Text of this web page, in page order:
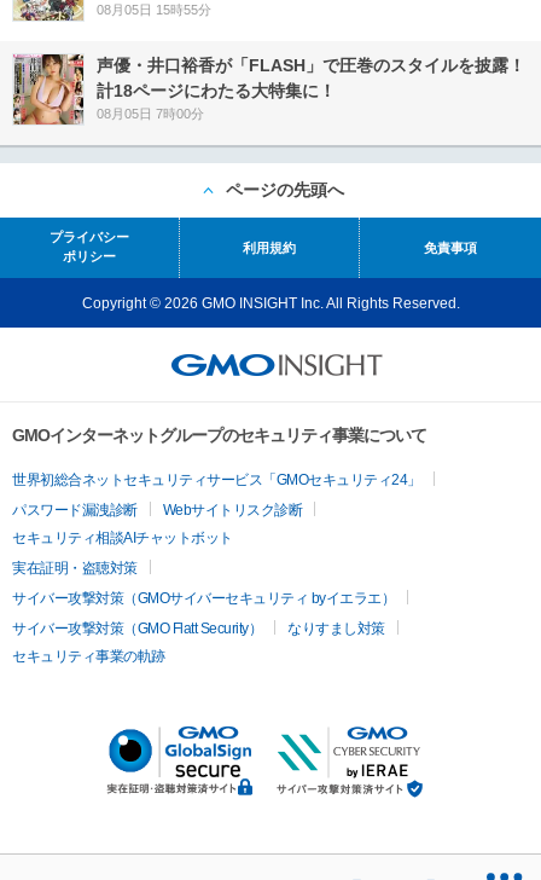
08月05日 15時55分
声優・井口裕香が「FLASH」で圧巻のスタイルを披露！
計18ページにわたる大特集に！
08月05日 7時00分
ページの先頭へ
プライバシー
ポリシー
利用規約 免責事項
Copyright © 2026 GMO INSIGHT Inc. All Rights Reserved.
GMOインターネットグループのセキュリティ事業について
世界初総合ネットセキュリティサービス「GMOセキュリティ24」
パスワード漏洩診断
Webサイトリスク診断
セキュリティ相談AIチャットボット
実在証明・盗聴対策
サイバー攻撃対策（GMOサイバーセキュリティ byイエラエ）
サイバー攻撃対策（GMO Flatt Security）
なりすまし対策
セキュリティ事業の軌跡